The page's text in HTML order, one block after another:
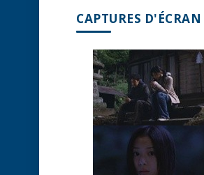
CAPTURES D'ÉCRAN